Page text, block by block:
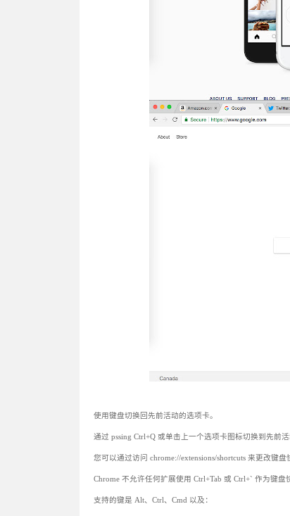
使用键盘切换回先前活动的选项卡。
通过 pssing Ctrl+Q 或单击上一个选项卡图标切换到先前活
您可以通过访问 chrome://extensions/shortcuts 来更改键盘
Chrome 不允许任何扩展使用 Ctrl+Tab 或 Ctrl+` 作为键盘
支持的键是 Alt、Ctrl、Cmd 以及：